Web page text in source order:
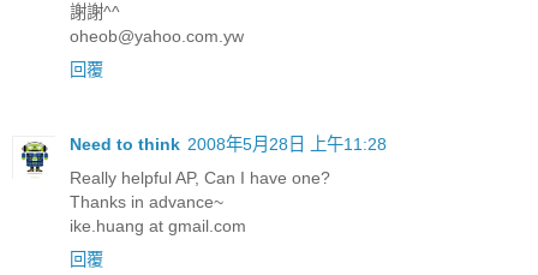
謝謝^^
oheob@yahoo.com.yw
回覆
Need to think 2008年5月28日 上午11:28
Really helpful AP, Can I have one?
Thanks in advance~
ike.huang at gmail.com
回覆